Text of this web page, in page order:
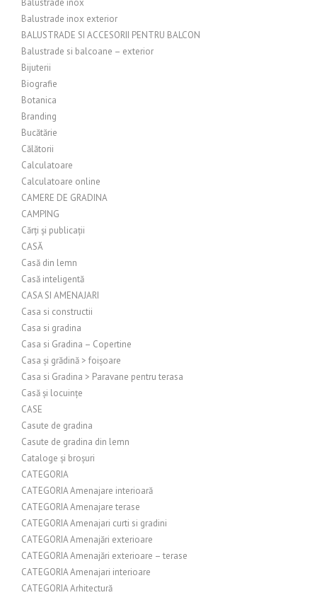
Balustrade inox
Balustrade inox exterior
BALUSTRADE SI ACCESORII PENTRU BALCON
Balustrade si balcoane – exterior
Bijuterii
Biografie
Botanica
Branding
Bucătărie
Călătorii
Calculatoare
Calculatoare online
CAMERE DE GRADINA
CAMPING
Cărți și publicații
CASĂ
Casă din lemn
Casă inteligentă
CASA SI AMENAJARI
Casa si constructii
Casa si gradina
Casa si Gradina – Copertine
Casa și grădină > foișoare
Casa si Gradina > Paravane pentru terasa
Casă și locuințe
CASE
Casute de gradina
Casute de gradina din lemn
Cataloge și broșuri
CATEGORIA
CATEGORIA Amenajare interioară
CATEGORIA Amenajare terase
CATEGORIA Amenajari curti si gradini
CATEGORIA Amenajări exterioare
CATEGORIA Amenajări exterioare – terase
CATEGORIA Amenajari interioare
CATEGORIA Arhitectură